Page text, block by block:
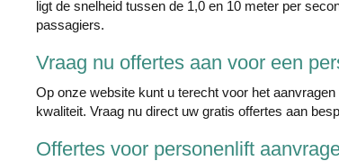
ligt de snelheid tussen de 1,0 en 10 meter per
passagiers.
Vraag nu offertes aan voor een
Op onze website kunt u terecht voor het
kwaliteit. Vraag nu direct uw gratis offertes aan
Offertes voor personenlift